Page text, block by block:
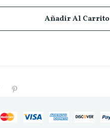
Añadir Al Carrito